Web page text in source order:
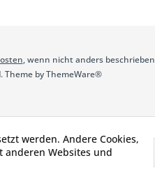
, wenn nicht anders beschrieben
Theme byThemeWare®
werden. Andere Cookies,
Websites und